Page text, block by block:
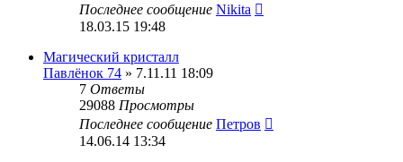
Последнее сообщение Nikita
18.03.15 19:48
Магический кристалл
Павлёнок 74 » 7.11.11 18:09
7 Ответы
29088 Просмотры
Последнее сообщение Петров
14.06.14 13:34